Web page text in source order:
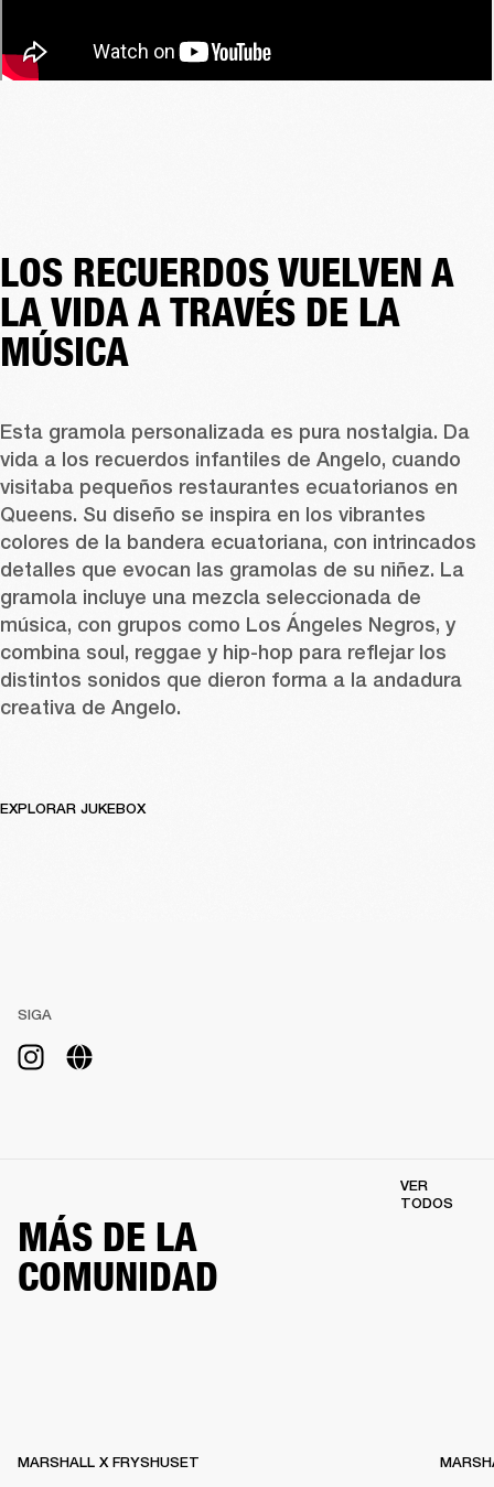
LOS RECUERDOS VUELVEN A
LA VIDA A TRAVÉS DE LA
MÚSICA
Esta gramola personalizada es pura nostalgia. Da
vida a los recuerdos infantiles de Angelo, cuando
visitaba pequeños restaurantes ecuatorianos en
Queens. Su diseño se inspira en los vibrantes
colores de la bandera ecuatoriana, con intrincados
detalles que evocan las gramolas de su niñez. La
gramola incluye una mezcla seleccionada de
música, con grupos como Los Ángeles Negros, y
combina soul, reggae y hip-hop para reflejar los
distintos sonidos que dieron forma a la andadura
creativa de Angelo.
EXPLORAR JUKEBOX
SIGA
MÁS DE LA
COMUNIDAD
VER
TODOS
MARSHALL X FRYSHUSET